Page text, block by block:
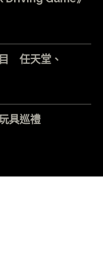
任天堂、
具巡禮